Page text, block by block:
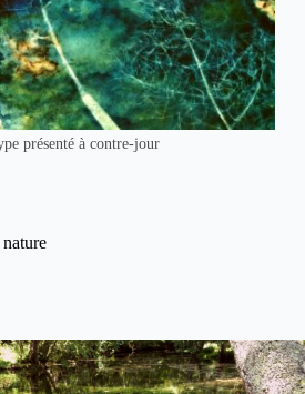
présenté à contre-jour